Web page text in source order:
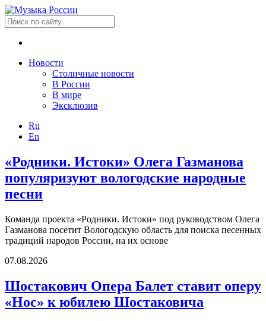
Новости
Столичные новости
В России
В мире
Эксклюзив
Ru
En
«Родники. Истоки» Олега Газманова
популяризуют вологодские народные
песни
Команда проекта «Родники. Истоки» под руководством Олега
Газманова посетит Вологодскую область для поиска песенных
традиций народов России, на их основе
07.08.2026
Шостакович Опера Балет ставит оперу
«Нос» к юбилею Шостаковича